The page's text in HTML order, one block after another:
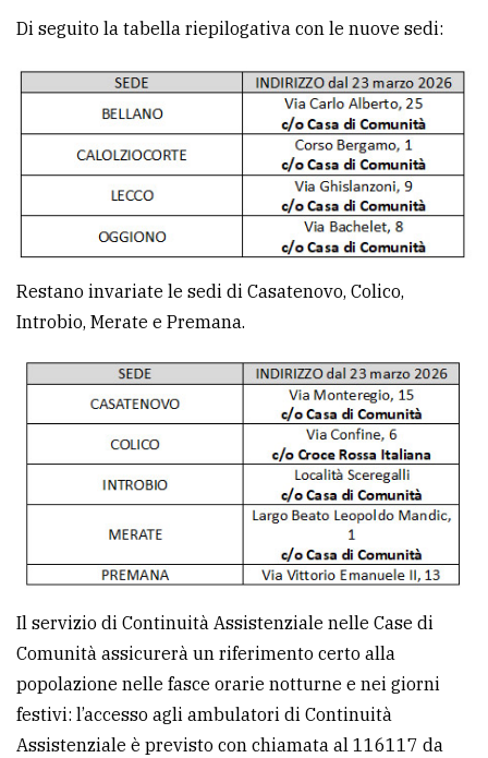
Di seguito la tabella riepilogativa con le nuove sedi:
Restano invariate le sedi di Casatenovo, Colico,
Introbio, Merate e Premana.
Il servizio di Continuità Assistenziale nelle Case di
Comunità assicurerà un riferimento certo alla
popolazione nelle fasce orarie notturne e nei giorni
festivi: l’accesso agli ambulatori di Continuità
Assistenziale è previsto con chiamata al 116117 da